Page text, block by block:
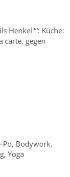
Henkel"“: Küche:
carte, gegen
Po, Bodywork,
Yoga